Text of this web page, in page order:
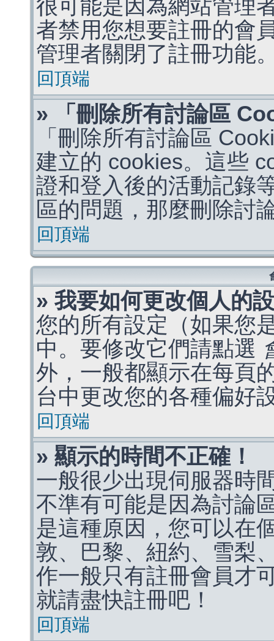
很可能是因為網站管理
者禁用您想要註冊的會
管理者關閉了註冊功能
回頂端
» 「刪除所有討論區
「刪除所有討論區
建立的 cookies。這些
證和登入後的活動記錄
區的問題，那麼刪除討
回頂端
» 我要如何更改個人的
您的所有設定（如果您
中。要修改它們請點選
外，一般都顯示在每頁
台中更改您的各種偏好
回頂端
» 顯示的時間不正確！
一般很少出現伺服器時
不準有可能是因為討論
是這種原因，您可以在
敦、巴黎、紐約、雪梨
作一般只有註冊會員才
就請盡快註冊吧！
回頂端